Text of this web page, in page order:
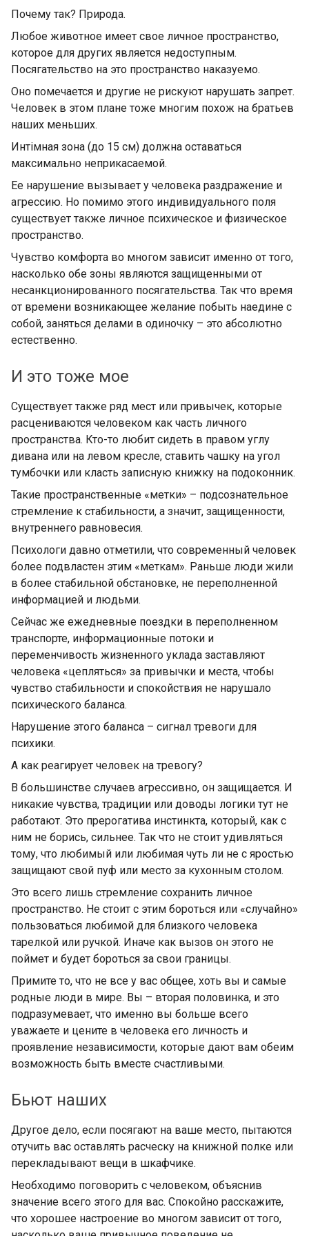
Почему так? Природа.
Любое животное имеет свое личное пространство,
которое для других является недоступным.
Посягательство на это пространство наказуемо.
Оно помечается и другие не рискуют нарушать запрет.
Человек в этом плане тоже многим похож на братьев
наших меньших.
Интiмная зона (до 15 см) должна оставаться
максимально неприкасаемой.
Ее нарушение вызывает у человека раздражение и
агрессию. Но помимо этого индивидуального поля
существует также личное психическое и физическое
пространство.
Чувство комфорта во многом зависит именно от того,
насколько обе зоны являются защищенными от
несанкционированного посягательства. Так что время
от времени возникающее желание побыть наедине с
собой, заняться делами в одиночку – это абсолютно
естественно.
И это тоже мое
Существует также ряд мест или привычек, которые
расцениваются человеком как часть личного
пространства. Кто-то любит сидеть в правом углу
дивана или на левом кресле, ставить чашку на угол
тумбочки или класть записную книжку на подоконник.
Такие пространственные «метки» – подсознательное
стремление к стабильности, а значит, защищенности,
внутреннего равновесия.
Психологи давно отметили, что современный человек
более подвластен этим «меткам». Раньше люди жили
в более стабильной обстановке, не переполненной
информацией и людьми.
Сейчас же ежедневные поездки в переполненном
транспорте, информационные потоки и
переменчивость жизненного уклада заставляют
человека «цепляться» за привычки и места, чтобы
чувство стабильности и спокойствия не нарушало
психического баланса.
Нарушение этого баланса – сигнал тревоги для
психики.
А как реагирует человек на тревогу?
В большинстве случаев агрессивно, он защищается. И
никакие чувства, традиции или доводы логики тут не
работают. Это прерогатива инстинкта, который, как с
ним не борись, сильнее. Так что не стоит удивляться
тому, что любимый или любимая чуть ли не с яростью
защищают свой пуф или место за кухонным столом.
Это всего лишь стремление сохранить личное
пространство. Не стоит с этим бороться или «случайно»
пользоваться любимой для близкого человека
тарелкой или ручкой. Иначе как вызов он этого не
поймет и будет бороться за свои границы.
Примите то, что не все у вас общее, хоть вы и самые
родные люди в мире. Вы – вторая половинка, и это
подразумевает, что именно вы больше всего
уважаете и цените в человека его личность и
проявление независимости, которые дают вам обеим
возможность быть вместе счастливыми.
Бьют наших
Другое дело, если посягают на ваше место, пытаются
отучить вас оставлять расческу на книжной полке или
перекладывают вещи в шкафчике.
Необходимо поговорить с человеком, объяснив
значение всего этого для вас. Спокойно расскажите,
что хорошее настроение во многом зависит от того,